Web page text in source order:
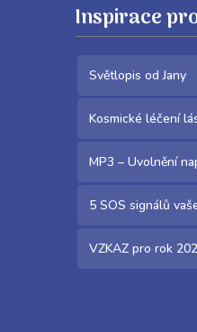
Inspirace
Světlopis od Jany
Kosmické léčení
MP3 – Uvolnění
5 SOS signálů
VZKAZ pro rok